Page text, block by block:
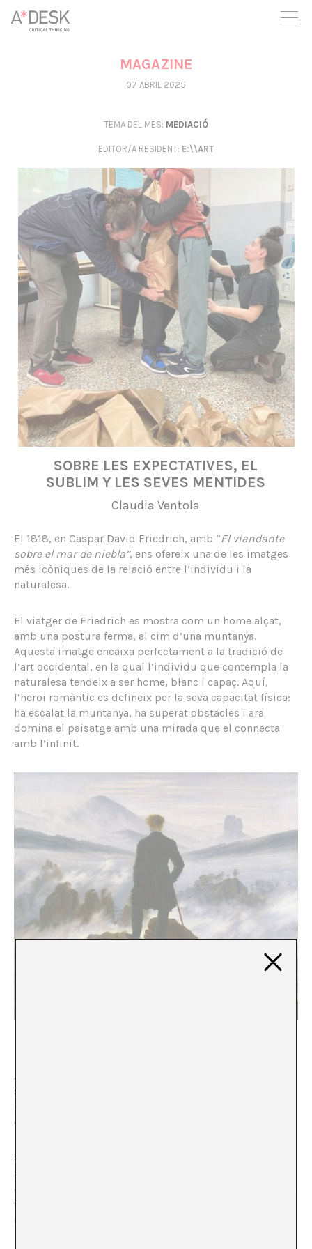
seguim necessitant-te per a poder seguir endavant. Ara pots
participar del projecte i recolzar-lo.
MAGAZINE
07 ABRIL 2025
TEMA DEL MES: MEDIACIÓ
EDITOR/A RESIDENT: E:\\ART
SOBRE LES EXPECTATIVES, EL
SUBLIM Y LES SEVES MENTIDES
Claudia Ventola
El 1818, en Caspar David Friedrich, amb “El viandante
sobre el mar de niebla”, ens ofereix una de les imatges
més icòniques de la relació entre l’individu i la
naturalesa.
El viatger de Friedrich es mostra com un home alçat,
amb una postura ferma, al cim d’una muntanya.
Aquesta imatge encaixa perfectament a la tradició de
l’art occidental, en la qual l’individu que contempla la
naturalesa tendeix a ser home, blanc i capaç. Aquí,
l’heroi romàntic es defineix per la seva capacitat física:
ha escalat la muntanya, ha superat obstacles i ara
domina el paisatge amb una mirada que el connecta
amb l’infinit.
Aquest cos “capaç” ens mostra de manera completa les
seves eines de dominació i es converteix en la norma
implícita a través de la qual es defineix la relació amb
el món.
Si imaginéssim al viatger amb un cos diferent; potser
amb una pròtesi, un bastó no només com a símbol sinó
com a necessitat, o en una posició que no fos de domini
visual sobre el paisatge; la lectura de l’obra canviaria
radicalment.